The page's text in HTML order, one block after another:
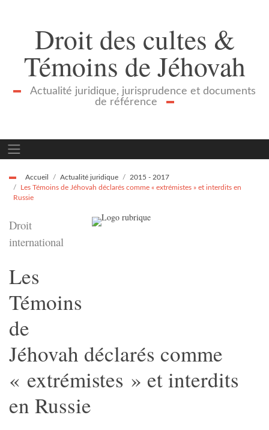
Droit des cultes &
Témoins de Jéhovah
Actualité juridique, jurisprudence et documents
de référence
Accueil Actualité juridique
2015 - 2017
Les Témoins de Jéhovah déclarés comme « extrémistes » et interdits en
Russie
Droit
international
Les
Témoins
de
Jéhovah déclarés comme
« extrémistes » et interdits
en Russie